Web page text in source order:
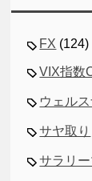
FX (124)
VIX指数
ウェル
サヤ取り
サラリ